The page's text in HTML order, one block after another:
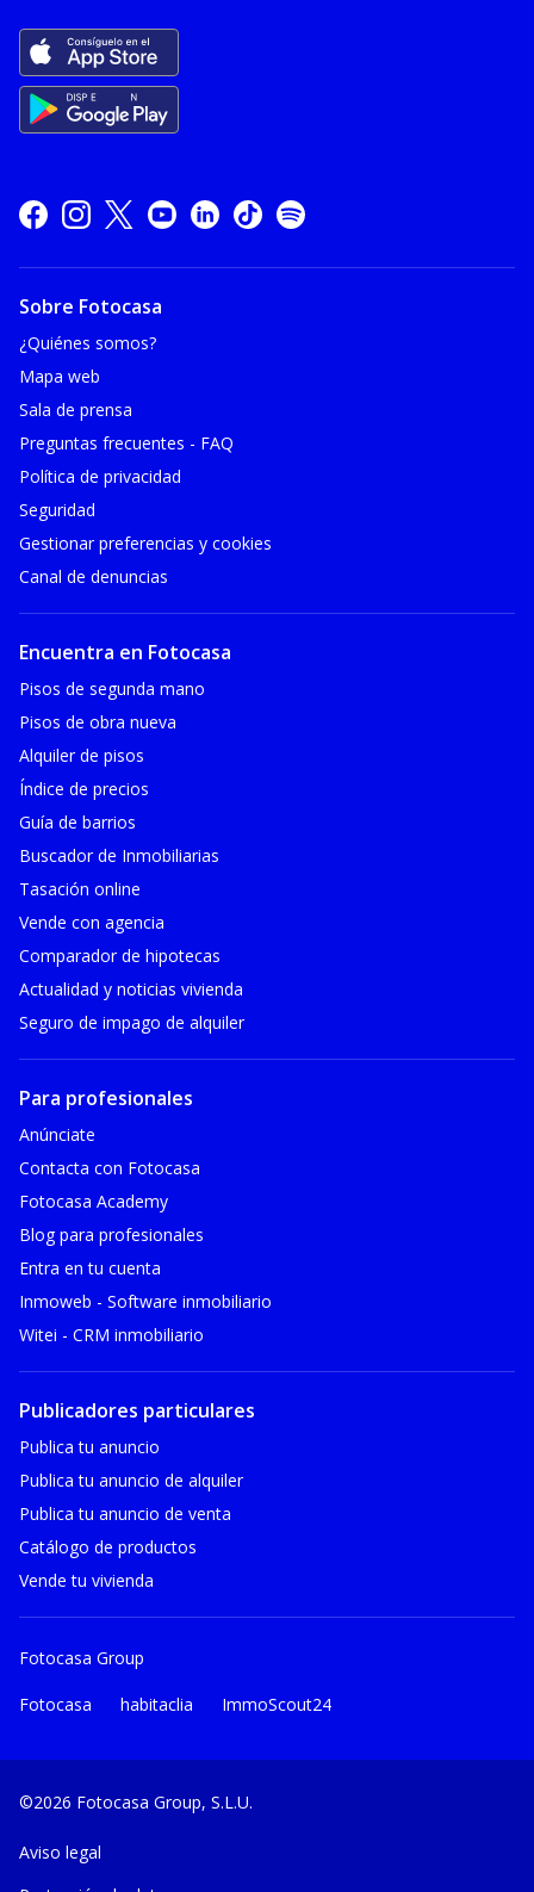
Sobre Fotocasa
¿Quiénes somos?
Mapa web
Sala de prensa
Preguntas frecuentes - FAQ
Política de privacidad
Seguridad
Gestionar preferencias y cookies
Canal de denuncias
Encuentra en Fotocasa
Pisos de segunda mano
Pisos de obra nueva
Alquiler de pisos
Índice de precios
Guía de barrios
Buscador de Inmobiliarias
Tasación online
Vende con agencia
Comparador de hipotecas
Actualidad y noticias vivienda
Seguro de impago de alquiler
Para profesionales
Anúnciate
Contacta con Fotocasa
Fotocasa Academy
Blog para profesionales
Entra en tu cuenta
Inmoweb - Software inmobiliario
Witei - CRM inmobiliario
Publicadores particulares
Publica tu anuncio
Publica tu anuncio de alquiler
Publica tu anuncio de venta
Catálogo de productos
Vende tu vivienda
Fotocasa Group
Fotocasa habitaclia ImmoScout24
©2026 Fotocasa Group, S.L.U.
Aviso legal